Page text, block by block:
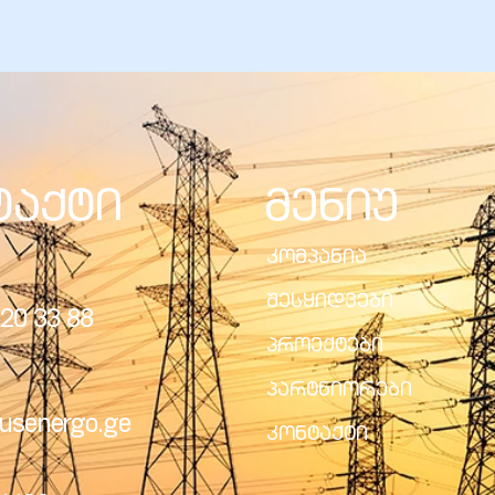
33 88
მენიუ
კომპანია
შესყიდვები
პროექტები
პარტნიორები
კონტაქტი